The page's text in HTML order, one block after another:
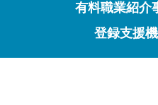
有料職業紹
登録支援